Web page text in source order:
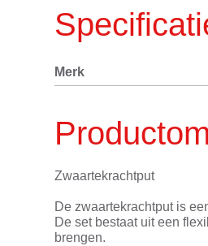
Merk
Zwaartekrachtput
De zwaartekrachtput is
De set bestaat uit een
brengen.